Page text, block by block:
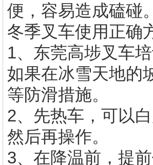
便，容易造成磕碰。
冬季叉车使用正确
1、东莞高埗叉车
如果在冰雪天地的
等防滑措施。
2、先热车，可以
然后再操作。
3、在降温前，提